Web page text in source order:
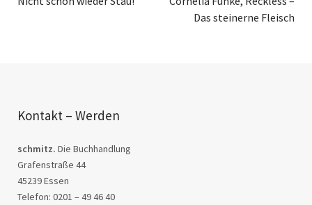
Das steinerne Fleisch
Kontakt – Werden
schmitz. Die Buchhandlung
Grafenstraße 44
45239 Essen
Telefon: 0201 – 49 46 40